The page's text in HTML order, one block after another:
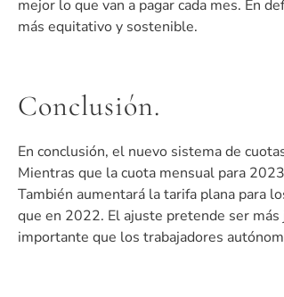
mejor lo que van a pagar cada mes. En
más equitativo y sostenible.
Conclusión.
En conclusión, el nuevo sistema de
Mientras que la cuota mensual para
También aumentará la tarifa plana para
que en 2022. El ajuste pretende ser
importante que los trabajadores